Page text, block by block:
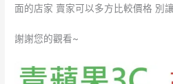
面的店家 賣家可以多方比較價格 別
謝謝您的觀看~